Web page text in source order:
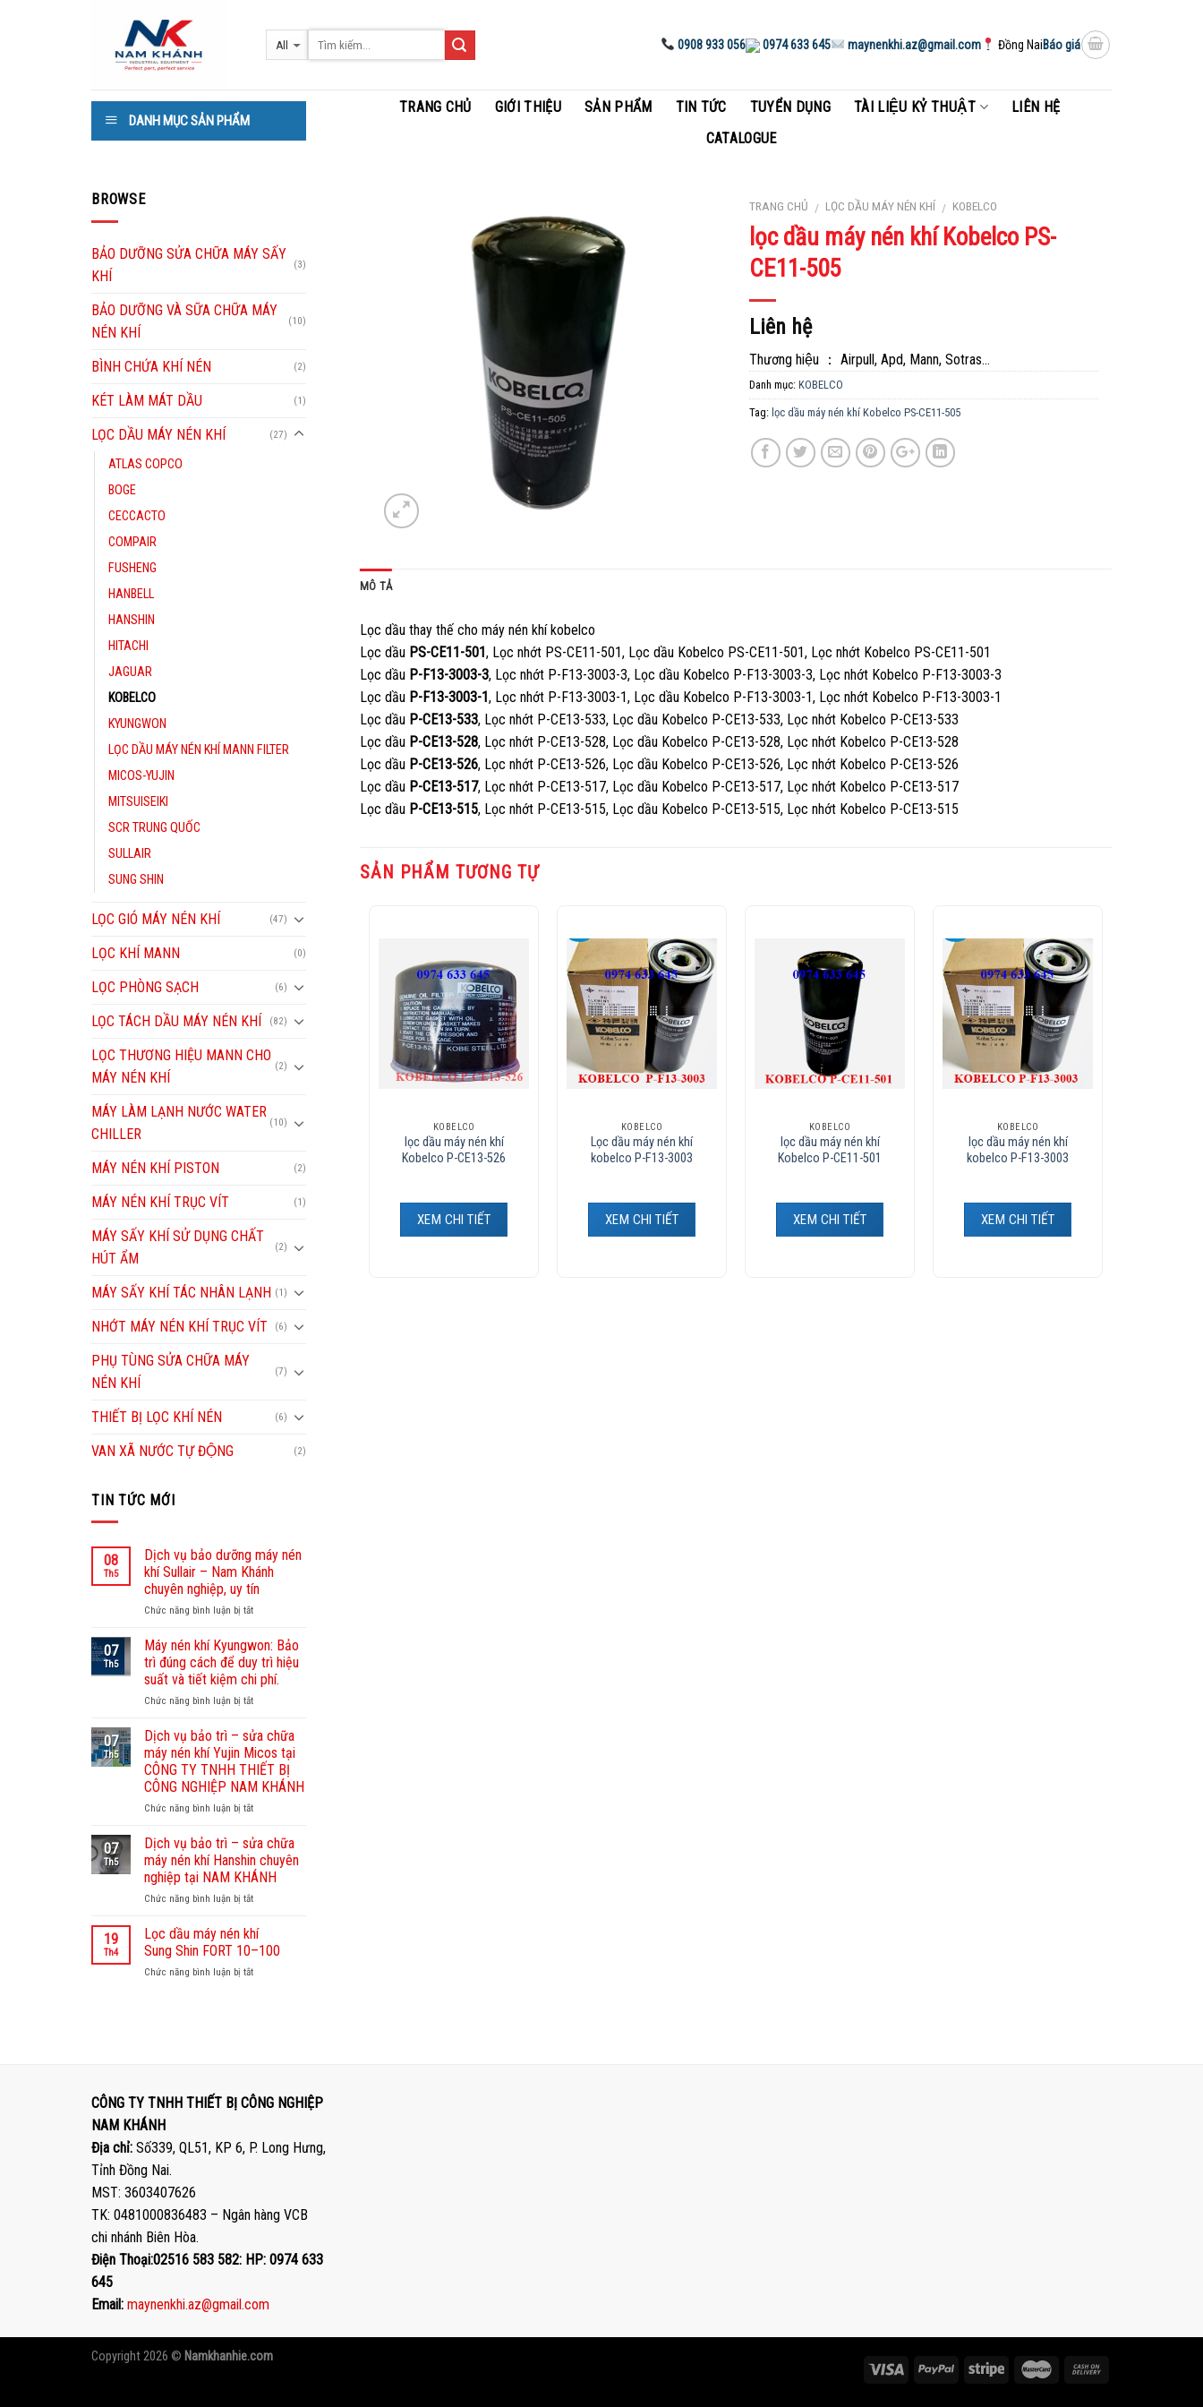
0908 933 056 0974 633 645 maynenkhi.az@gmail.com Đồng NaiBáo giá
DANH MỤC SẢN PHẨM
TRANG CHỦ GIỚI THIỆU SẢN PHẨM TIN TỨC TUYỂN DỤNG TÀI LIỆU KỶ THUẬT
LIÊN HỆ
CATALOGUE
TRANG CHỦ / LỌC DẦU MÁY NÉN KHÍ / KOBELCO
lọc dầu máy nén khí Kobelco PS-
CE11-505
Liên hệ
Thương hiệu ： Airpull, Apd, Mann, Sotras…
Danh mục: KOBELCO
Tag: lọc dầu máy nén khí Kobelco PS-CE11-505
MÔ TẢ
Lọc dầu thay thế cho máy nén khí kobelco
Lọc dầu PS-CE11-501, Lọc nhớt PS-CE11-501, Lọc dầu Kobelco PS-CE11-501, Lọc nhớt Kobelco PS-CE11-501
Lọc dầu P-F13-3003-3, Lọc nhớt P-F13-3003-3, Lọc dầu Kobelco P-F13-3003-3, Lọc nhớt Kobelco P-F13-3003-3
Lọc dầu P-F13-3003-1, Lọc nhớt P-F13-3003-1, Lọc dầu Kobelco P-F13-3003-1, Lọc nhớt Kobelco P-F13-3003-1
Lọc dầu P-CE13-533, Lọc nhớt P-CE13-533, Lọc dầu Kobelco P-CE13-533, Lọc nhớt Kobelco P-CE13-533
Lọc dầu P-CE13-528, Lọc nhớt P-CE13-528, Lọc dầu Kobelco P-CE13-528, Lọc nhớt Kobelco P-CE13-528
Lọc dầu P-CE13-526, Lọc nhớt P-CE13-526, Lọc dầu Kobelco P-CE13-526, Lọc nhớt Kobelco P-CE13-526
Lọc dầu P-CE13-517, Lọc nhớt P-CE13-517, Lọc dầu Kobelco P-CE13-517, Lọc nhớt Kobelco P-CE13-517
Lọc dầu P-CE13-515, Lọc nhớt P-CE13-515, Lọc dầu Kobelco P-CE13-515, Lọc nhớt Kobelco P-CE13-515
SẢN PHẨM TƯƠNG TỰ
Add to
Wishlist
KOBELCO
lọc dầu máy nén khí
Kobelco P-CE13-526
XEM CHI TIẾT
Add to
Wishlist
KOBELCO
Lọc dầu máy nén khí
kobelco P-F13-3003
XEM CHI TIẾT
Add to
Wishlist
KOBELCO
lọc dầu máy nén khí
Kobelco P-CE11-501
XEM CHI TIẾT
Add to
Wishlist
KOBELCO
lọc dầu máy nén khí
kobelco P-F13-3003
XEM CHI TIẾT
Wishlist
KOBELCO
lọc dầu máy nén khí
Kobelco P-CE11-506
KOBELCO
BROWSE
BẢO DƯỠNG SỬA CHỮA MÁY SẤY
KHÍ
(3)
BẢO DƯỠNG VÀ SỮA CHỮA MÁY
NÉN KHÍ
(10)
BÌNH CHỨA KHÍ NÉN (2)
KÉT LÀM MÁT DẦU (1)
LỌC DẦU MÁY NÉN KHÍ (27)
ATLAS COPCO
BOGE
CECCACTO
COMPAIR
FUSHENG
HANBELL
HANSHIN
HITACHI
JAGUAR
KOBELCO
KYUNGWON
LỌC DẦU MÁY NÉN KHÍ MANN FILTER
MICOS-YUJIN
MITSUISEIKI
SCR TRUNG QUỐC
SULLAIR
SUNG SHIN
LỌC GIÓ MÁY NÉN KHÍ (47)
LỌC KHÍ MANN (0)
LỌC PHÒNG SẠCH (6)
LỌC TÁCH DẦU MÁY NÉN KHÍ (82)
LỌC THƯƠNG HIỆU MANN CHO
MÁY NÉN KHÍ
(2)
MÁY LÀM LẠNH NƯỚC WATER
CHILLER
(10)
MÁY NÉN KHÍ PISTON (2)
MÁY NÉN KHÍ TRỤC VÍT (1)
MÁY SẤY KHÍ SỬ DỤNG CHẤT
HÚT ẨM
(2)
MÁY SẤY KHÍ TÁC NHÂN LẠNH (1)
NHỚT MÁY NÉN KHÍ TRỤC VÍT (6)
PHỤ TÙNG SỬA CHỮA MÁY
NÉN KHÍ
(7)
THIẾT BỊ LỌC KHÍ NÉN (6)
VAN XÃ NƯỚC TỰ ĐỘNG (2)
TIN TỨC MỚI
08
Th5
Dịch vụ bảo dưỡng máy nén
khí Sullair – Nam Khánh
chuyên nghiệp, uy tín
Chức năng bình luận bị tắt
vụ
bảo
dưỡng
máy
Sullair
–
Nam
Khánh
chuyên
tín
07
Th5
Máy nén khí Kyungwon: Bảo
trì đúng cách để duy trì hiệu
suất và tiết kiệm chi phí.
Chức năng bình luận bị tắt
nén
khí
Kyungwon:
Bảo
trì
để
duy
trì
hiệu
tiết
kiệm
07
Th5
Dịch vụ bảo trì – sửa chữa
máy nén khí Yujin Micos tại
CÔNG TY TNHH THIẾT BỊ
CÔNG NGHIỆP NAM KHÁNH
Chức năng bình luận bị tắt
vụ
bảo
trì
–
máy
nén
CÔNG
KHÁNH
07
Th5
Dịch vụ bảo trì – sửa chữa
máy nén khí Hanshin chuyên
nghiệp tại NAM KHÁNH
Chức năng bình luận bị tắt
vụ
bảo
nghiệp
KHÁNH
19
Th4
Lọc dầu máy nén khí
Sung Shin FORT 10–100
Chức năng bình luận bị tắt
10–
100
CÔNG TY TNHH THIẾT BỊ CÔNG NGHIỆP
NAM KHÁNH
Địa chỉ: Số339, QL51, KP 6, P. Long Hưng,
Tỉnh Đồng Nai.
MST: 3603407626
TK: 0481000836483 – Ngân hàng VCB
chi nhánh Biên Hòa.
Điện Thoại:02516 583 582: HP: 0974 633
645
Email: maynenkhi.az@gmail.com
Copyright 2026 © Namkhanhie.com